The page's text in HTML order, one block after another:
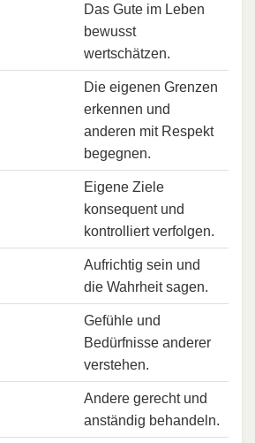
Das Gute im Leben
bewusst
wertschätzen.
Die eigenen Grenzen
erkennen und
anderen mit Respekt
begegnen.
Eigene Ziele
konsequent und
kontrolliert verfolgen.
Aufrichtig sein und
die Wahrheit sagen.
Gefühle und
Bedürfnisse anderer
verstehen.
Andere gerecht und
anständig behandeln.